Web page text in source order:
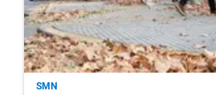
SMN